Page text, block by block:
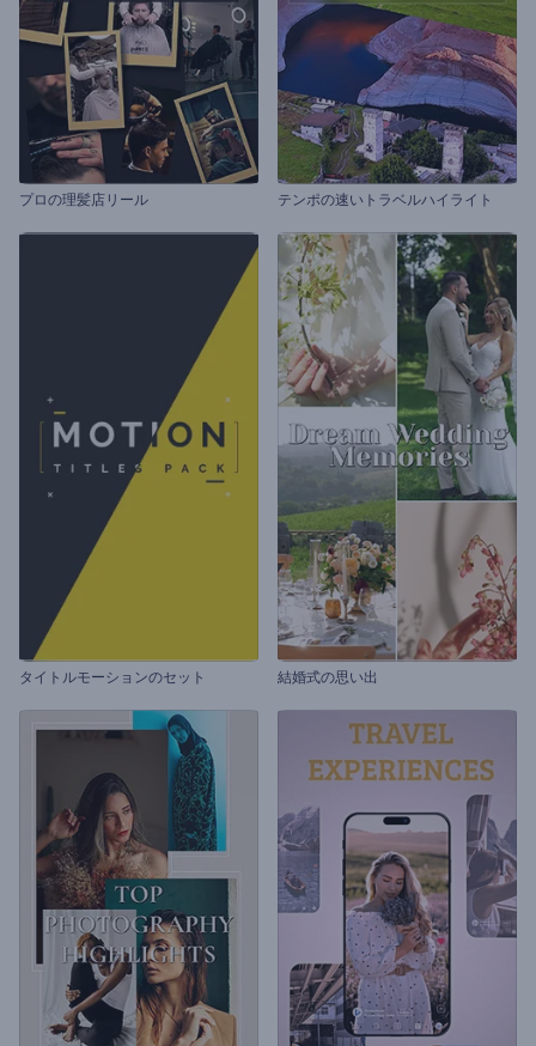
プロの理髪店リール テンポの速いトラベルハイライト
タイトルモーションのセット 結婚式の思い出